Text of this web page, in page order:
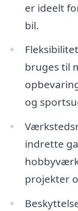
er ideelt
bil.
bruges til
og
indrette
projekter